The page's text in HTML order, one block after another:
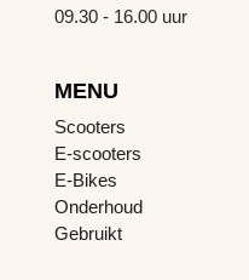
09.30 - 16.00 uur
MENU
Scooters
E-scooters
E-Bikes
Onderhoud
Gebruikt